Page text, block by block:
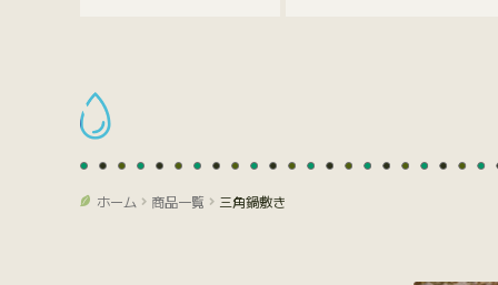
ホーム 商品一覧 三角鍋敷き